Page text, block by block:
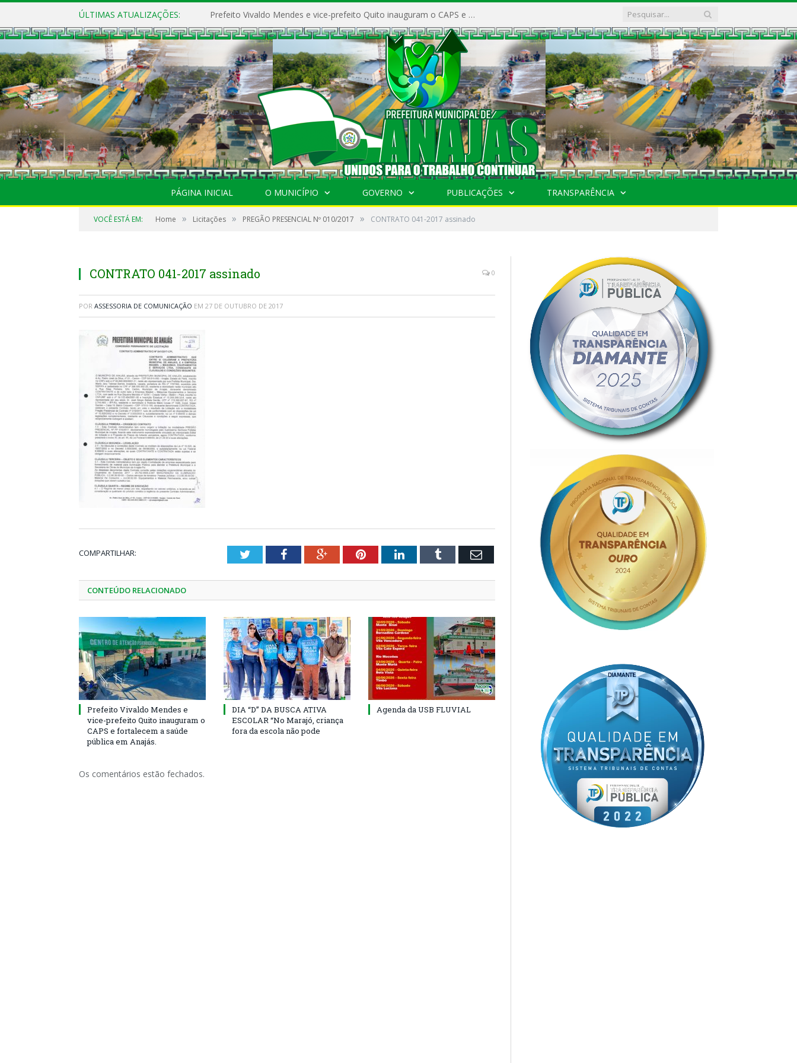
ÚLTIMAS ATUALIZAÇÕES: Prefeito Vivaldo Mendes e vice-prefeito Quito inauguram o CAPS e fortalecem a saúde pública em Anajás.
PÁGINA INICIAL O MUNICÍPIO GOVERNO PUBLICAÇÕES TRANSPARÊNCIA
VOCÊ ESTÁ EM: Home » Licitações » PREGÃO PRESENCIAL Nº 010/2017 » CONTRATO 041-2017 assinado
CONTRATO 041-2017 assinado 0
POR ASSESSORIA DE COMUNICAÇÃO EM 27 DE OUTUBRO DE 2017
COMPARTILHAR: TwitterFacebookGoogle+PinterestLinkedInTumblr Email
CONTEÚDO RELACIONADO
Prefeito Vivaldo Mendes e
vice-prefeito Quito inauguram o
CAPS e fortalecem a saúde
pública em Anajás.
DIA “D” DA BUSCA ATIVA
ESCOLAR “No Marajó, criança
fora da escola não pode
Agenda da USB FLUVIAL
Os comentários estão fechados.